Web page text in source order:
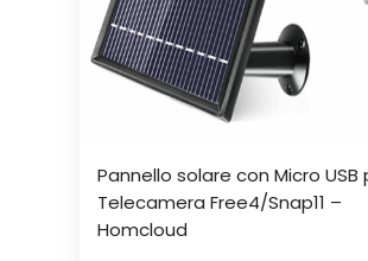
Pannello solare con Micro USB
Telecamera Free4/Snap11 –
Homcloud